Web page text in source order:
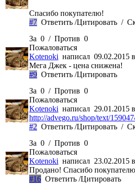
Спасибо покупателю!
#7 Ответить /Цитировать /
За 0 / Против 0
Пожаловаться
Kotenoki написал 09.02.2015
Мега Джек - цена снижена!
#9 Ответить /Цитировать
За 0 / Против 0
Пожаловаться
Kotenoki написал 29.01.2015
http://advego.ru/shop/text/
#2 Ответить /Цитировать /
За 0 / Против 0
Пожаловаться
Kotenoki написал 23.02.2015
Продано! Спасибо
#16 Ответить /Цитировать